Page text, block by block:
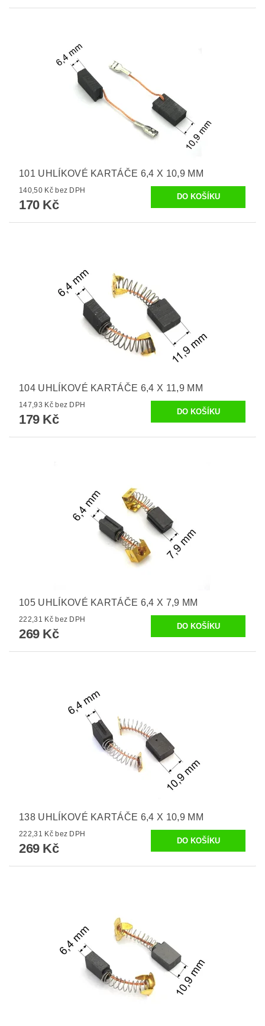
101 UHLÍKOVÉ KARTÁČE 6,4 X 10,9 MM
140,50 Kč bez DPH
170 Kč
104 UHLÍKOVÉ KARTÁČE 6,4 X 11,9 MM
147,93 Kč bez DPH
179 Kč
105 UHLÍKOVÉ KARTÁČE 6,4 X 7,9 MM
222,31 Kč bez DPH
269 Kč
138 UHLÍKOVÉ KARTÁČE 6,4 X 10,9 MM
222,31 Kč bez DPH
269 Kč